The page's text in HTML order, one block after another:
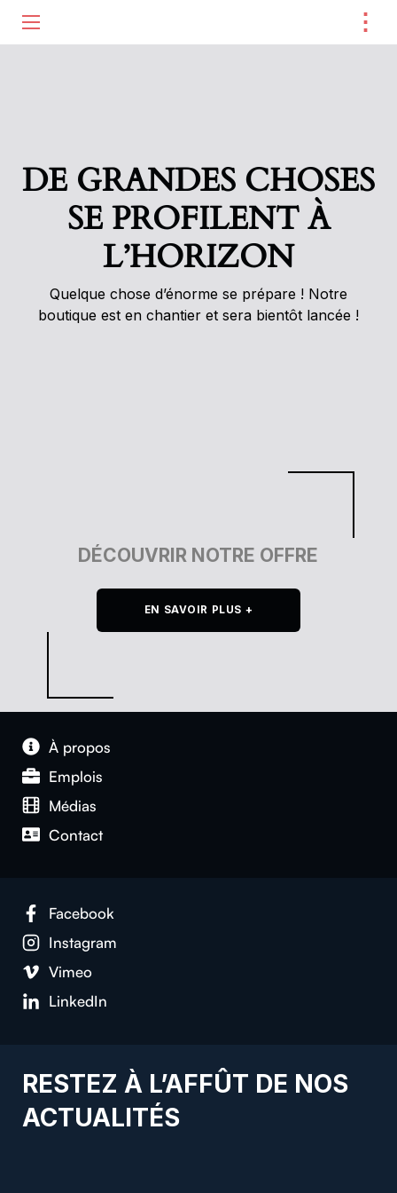
⋮
DE GRANDES CHOSES
SE PROFILENT À
L’HORIZON
Quelque chose d’énorme se prépare ! Notre
boutique est en chantier et sera bientôt lancée !
DÉCOUVRIR NOTRE OFFRE
EN SAVOIR PLUS +
À pro­pos
Emplois
Médias
Con­tact
Face­book
Insta­gram
Vimeo
LinkedIn
RESTEZ À L’AFFÛT DE NOS
ACTUALITÉS